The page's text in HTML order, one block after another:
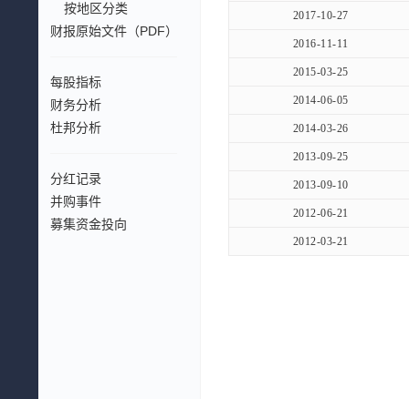
按地区分类
财报原始文件（PDF）
每股指标
财务分析
杜邦分析
分红记录
并购事件
募集资金投向
2017-10-27
2016-11-11
2015-03-25
2014-06-05
2014-03-26
2013-09-25
2013-09-10
2012-06-21
2012-03-21